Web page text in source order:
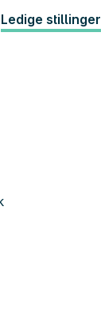
Ledige stillinger